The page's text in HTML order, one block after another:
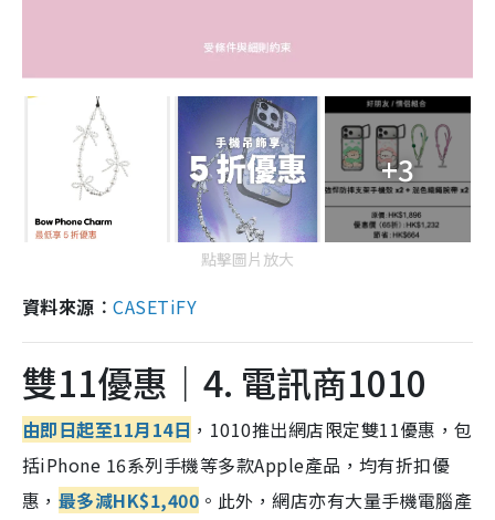
+3
點擊圖片放大
資料來源︰CASETiFY
雙11優惠｜4. 電訊商1010
由即日起至11月14日 ，1010推出網店限定雙11優惠，包
括iPhone 16系列手機等多款Apple產品，均有折扣優
惠， 最多減HK$1,400 。此外，網店亦有大量手機電腦產